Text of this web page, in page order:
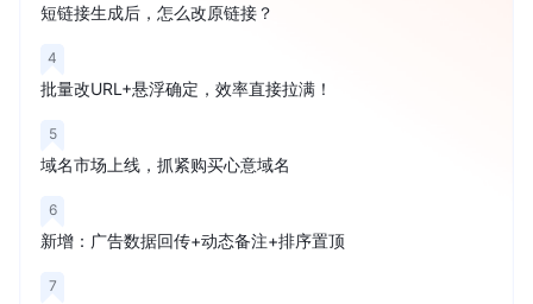
短链接生成后，怎么改原链接？
4
批量改URL+悬浮确定，效率直接拉满！
5
域名市场上线，抓紧购买心意域名
6
新增：广告数据回传+动态备注+排序置顶
7